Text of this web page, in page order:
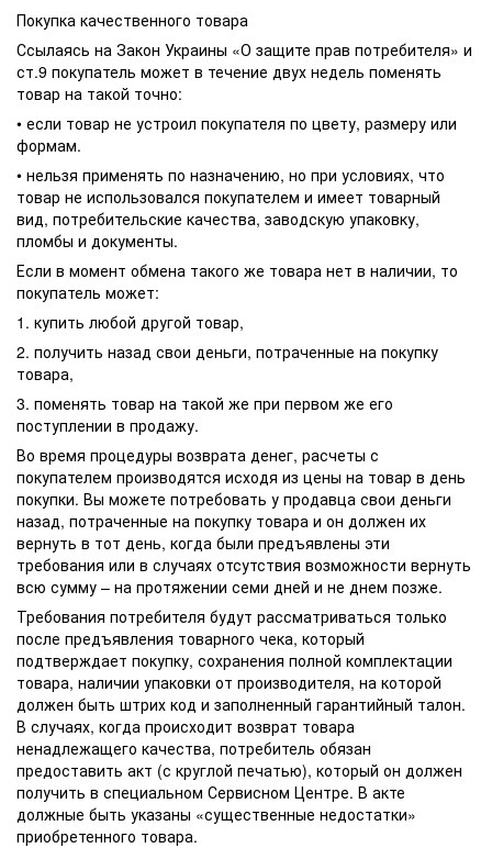
Покупка качественного товара
Ссылаясь на Закон Украины «О защите прав потребителя» и
ст.9 покупатель может в течение двух недель поменять
товар на такой точно:
• если товар не устроил покупателя по цвету, размеру или
формам.
• нельзя применять по назначению, но при условиях, что
товар не использовался покупателем и имеет товарный
вид, потребительские качества, заводскую упаковку,
пломбы и документы.
Если в момент обмена такого же товара нет в наличии, то
покупатель может:
1. купить любой другой товар,
2. получить назад свои деньги, потраченные на покупку
товара,
3. поменять товар на такой же при первом же его
поступлении в продажу.
Во время процедуры возврата денег, расчеты с
покупателем производятся исходя из цены на товар в день
покупки. Вы можете потребовать у продавца свои деньги
назад, потраченные на покупку товара и он должен их
вернуть в тот день, когда были предъявлены эти
требования или в случаях отсутствия возможности вернуть
всю сумму – на протяжении семи дней и не днем позже.
Требования потребителя будут рассматриваться только
после предъявления товарного чека, который
подтверждает покупку, сохранения полной комплектации
товара, наличии упаковки от производителя, на которой
должен быть штрих код и заполненный гарантийный талон.
В случаях, когда происходит возврат товара
ненадлежащего качества, потребитель обязан
предоставить акт (с круглой печатью), который он должен
получить в специальном Сервисном Центре. В акте
должные быть указаны «существенные недостатки»
приобретенного товара.